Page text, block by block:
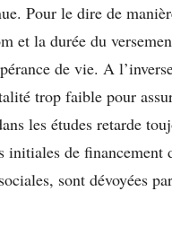
Pour le dire de
et la durée du
de vie. A
trop faible pour
les études retarde
de financement
sont dévoyées